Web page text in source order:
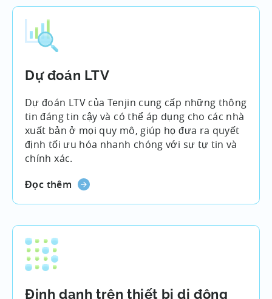
Dự đoán LTV
Dự đoán LTV của Tenjin cung cấp những thông
tin đáng tin cậy và có thể áp dụng cho các nhà
xuất bản ở mọi quy mô, giúp họ đưa ra quyết
định tối ưu hóa nhanh chóng với sự tự tin và
chính xác.
Đọc thêm
Định danh trên thiết bị di động